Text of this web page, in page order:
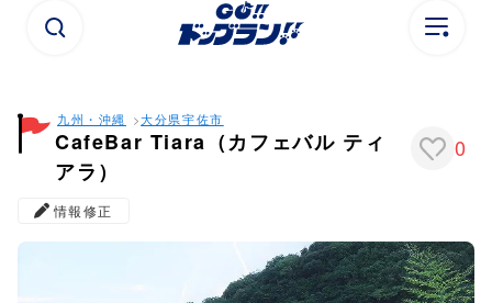
九州・沖縄 大分県宇佐市
CafeBar Tiara（カフェバル ティ
アラ）
0
情報修正